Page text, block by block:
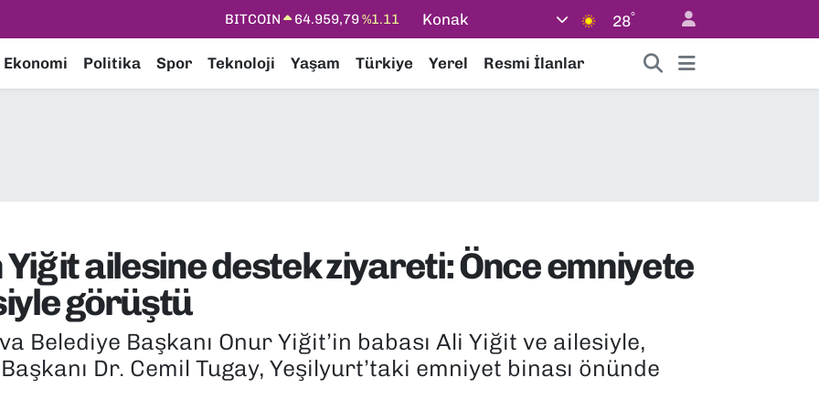
DOLAR 47,7436%0.18
STERLİN
64,4811%0.38
Konak 28°
Ekonomi Politika Spor Teknoloji Yaşam Türkiye Yerel Resmi İlanlar
Yiğit ailesine destek ziyareti: Önce emniyete
görüştü
Belediye Başkanı Onur Yiğit’in babası Ali Yiğit ve ailesiyle,
Dr. Cemil Tugay, Yeşilyurt’taki emniyet binası önünde